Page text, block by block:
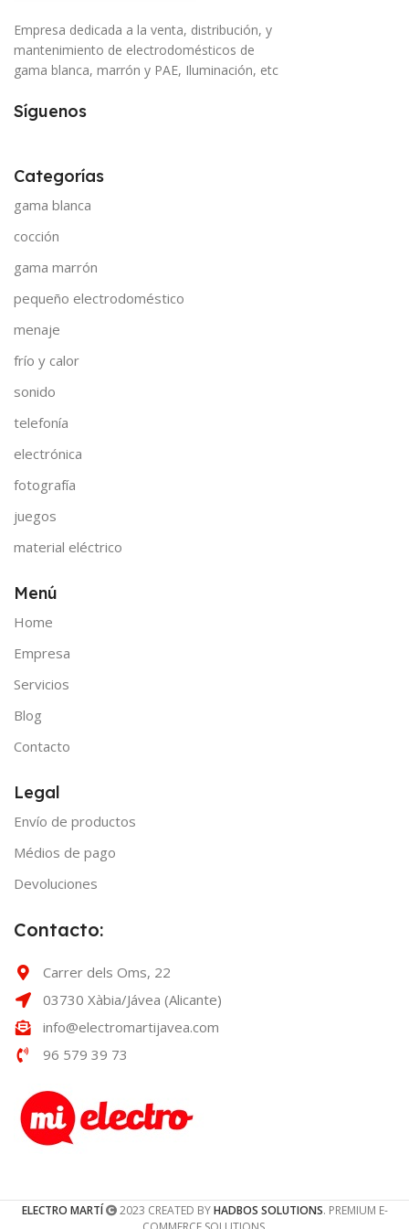
Empresa dedicada a la venta, distribución, y
mantenimiento de electrodomésticos de
gama blanca, marrón y PAE, Iluminación, etc
Síguenos
Categorías
gama blanca
cocción
gama marrón
pequeño electrodoméstico
menaje
frío y calor
sonido
telefonía
electrónica
fotografía
juegos
material eléctrico
Menú
Home
Empresa
Servicios
Blog
Contacto
Legal
Envío de productos
Médios de pago
Devoluciones
Contacto:
Carrer dels Oms, 22
03730 Xàbia/Jávea (Alicante)
info@electromartijavea.com
96 579 39 73
ELECTRO MARTÍ 2023 CREATED BYHADBOS SOLUTIONS. PREMIUM E-